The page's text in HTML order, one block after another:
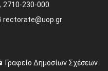
2710-230-000
rectorate@uop.gr
Γραφείο Δημοσίων Σχέσεων